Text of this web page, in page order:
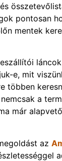
pontosan
mentek
e, mit
többen
a
már
az